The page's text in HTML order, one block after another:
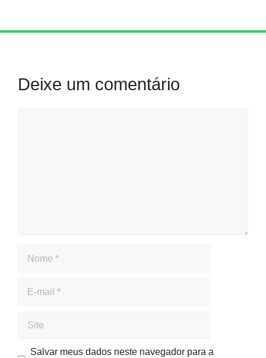
Deixe um comentário
Salvar meus dados neste navegador para a